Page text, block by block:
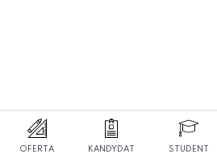
OFERTA KANDYDAT STUDENT